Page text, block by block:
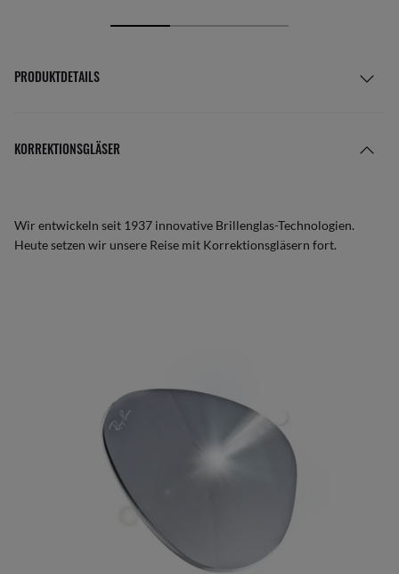
PRODUKTDETAILS
KORREKTIONSGLÄSER
Wir entwickeln seit 1937 innovative Brillenglas-Technologien.
Heute setzen wir unsere Reise mit Korrektionsgläsern fort.